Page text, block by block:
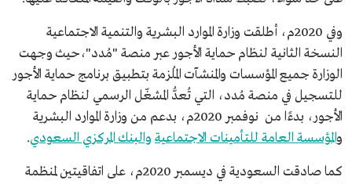
وفي 2020م، أطلقت وزارة الموارد البشرية والتنمية الاجتماعية
النسخة الثانية لنظام حماية الأجور عبر منصة "مُدد"،حيث وجهت
الوزارة جميع المؤسسات والمنشآت المُلزمة بتطبيق برنامج حماية الأجور
للتسجيل في منصة مُدد، التي تُعدُّ المشغّل الرسمي لنظام حماية
الأجور، بدءًا من نوفمبر 2020م، بدعم من وزارة الموارد البشرية
والمؤسسة العامة للتأمينات الاجتماعية والبنك المركزي السعودي.
كما صادقت السعودية في ديسمبر 2020م، على اتفاقيتين لمنظمة